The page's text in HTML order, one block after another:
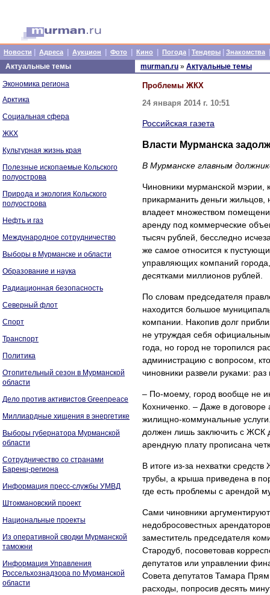
Новости Адреса Аукцион Фото Кино Погода Тендеры Знакомства
Актуальные темы
Экономика региона
Арктика
Социальная сфера
ЖКХ
Культурная жизнь края
Полезные ископаемые Кольского
полуострова
Природа и экология Кольского
полуострова
Нефть и газ
Международное сотрудничество
Выборы в Мурманске и области
Образование и наука
Радиационная безопасность
Северный флот
Спорт
Транспорт
Политика
Отопительный сезон в Мурманской
области
Дело против активистов Greenpeace
Миллиардные хищения в энергетике
Выборы губернатора Мурманской
области
Сотрудничество со странами
Баренц-региона
Информация пресс-службы УМВД
Штокмановский проект
Национальные проекты
Из оперативной сводки Мурманской
таможни
Информация Управления
Россельхознадзора по Мурманской
области
murman.ru » Актуальные темы
Проблемы ЖКХ
24 января 2014 г. 10:51
Российская газета
Власти Мурманска
В Мурманске главным
Чиновники мурманской мэрии,
прикарманить деньги
владеет множеством
аренду под коммерческие
тысяч рублей, бесследно
же самое относится к
управляющих компаний
десятками миллионов рублей.
По словам председателя
находится большое
компании. Накопив долг
не утруждая себя
года, но город не торопился
администрацию с вопросом,
чиновники развели руками:
– По-моему, город вообще не
Кохниченко. – Даже в
жилищно-коммунальные
должен лишь заключить с ЖСК
арендную плату прописана
В итоге из-за нехватки
трубы, а крыша приведена в
где есть проблемы с арендой
Сами чиновники
недобросовестных
заместитель председателя
Стародуб, посоветовав
депутатов или управлении
Совета депутатов Тамара
расходы, попросив десять